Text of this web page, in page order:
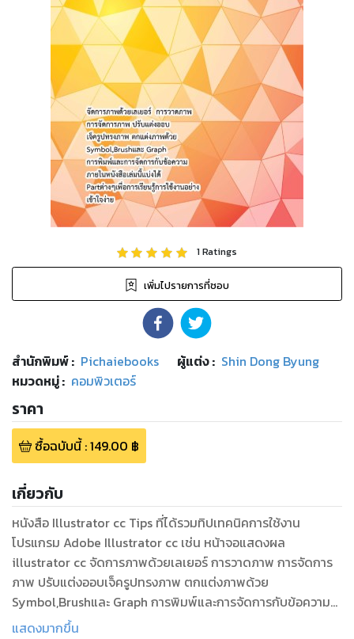
1Ratings
เพิ่มไปรายการที่ชอบ
สำนักพิมพ์: Pichaiebooks ผู้แต่ง : Shin Dong Byung
หมวดหมู่: คอมพิวเตอร์
ราคา
ซื้อฉบับนี้:149.00 ฿
เกี่ยวกับ
หนังสือ Illustrator cc Tips ที่ได้รวมทิปเทคนิคการใช้งาน
โปรแกรม Adobe Illustrator cc เช่น หน้าจอแสดงผล
illustrator cc จัดการภาพด้วยเลเยอร์ การวาดภาพ การจัดการ
ภาพ ปรับแต่งออบเจ็ครูปทรงภาพ ตกแต่งภาพด้วย
Symbol,Brushและ Graph การพิมพ์และการจัดการกับข้อความ
ภายในหนังสือเล่มนี้แบ่งได้ Partต่างๆเพื่อการค้นหาเรียนรู้การใช้
แสดงมากขึ้น